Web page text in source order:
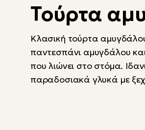
Τούρτα
Κλασική τούρτα
παντεσπάνι αμυγδάλου
που λιώνει στο στόμα.
παραδοσιακά γλυκά με